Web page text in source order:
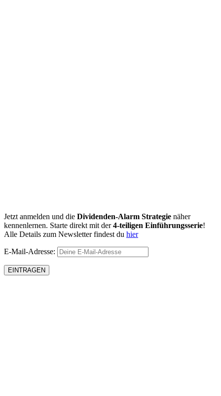
Jetzt anmelden und die Dividenden-Alarm Strategie näher
kennenlernen. Starte direkt mit der4-teiligen Einführungsserie!
Alle Details zum Newsletter findest du hier
E-Mail-Adresse: